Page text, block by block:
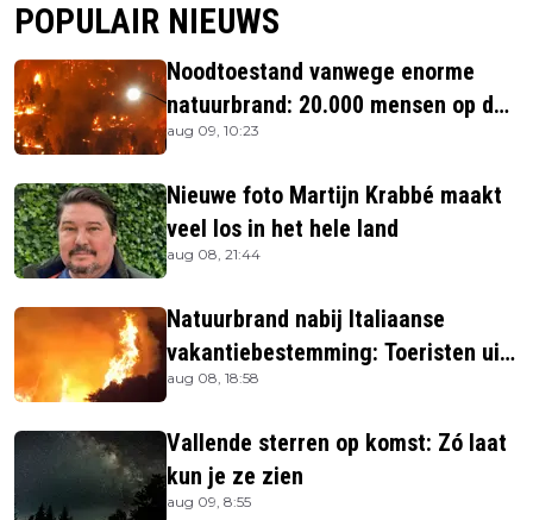
POPULAIR NIEUWS
Noodtoestand vanwege enorme
natuurbrand: 20.000 mensen op de
vlucht
aug 09, 10:23
Nieuwe foto Martijn Krabbé maakt
veel los in het hele land
aug 08, 21:44
Natuurbrand nabij Italiaanse
vakantiebestemming: Toeristen uit
verblijven gehaald
aug 08, 18:58
Vallende sterren op komst: Zó laat
kun je ze zien
aug 09, 8:55